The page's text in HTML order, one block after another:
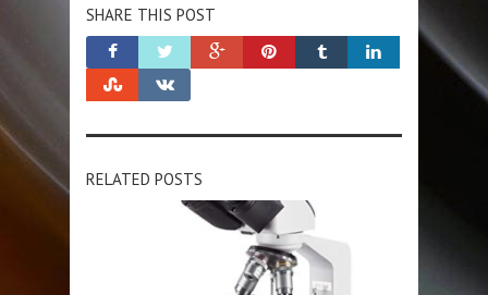
SHARE THIS POST
RELATED POSTS